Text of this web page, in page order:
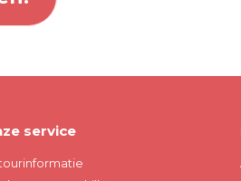
service